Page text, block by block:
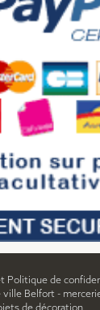
Politique de
Belfort -